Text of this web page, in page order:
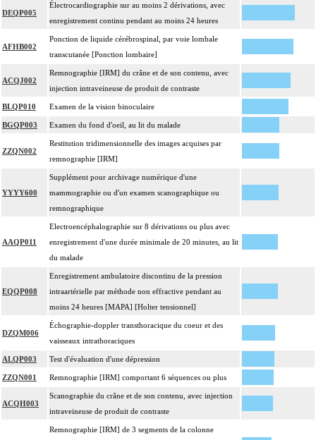
DEQP005
Électrocardiographie sur au moins 2 dérivations, avec
enregistrement continu pendant au moins 24 heures
AFHB002
Ponction de liquide cérébrospinal, par voie lombale
transcutanée [Ponction lombaire]
ACQJ002
Remnographie [IRM] du crâne et de son contenu, avec
injection intraveineuse de produit de contraste
BLQP010 Examen de la vision binoculaire
BGQP003 Examen du fond d'oeil, au lit du malade
ZZQN002
Restitution tridimensionnelle des images acquises par
remnographie [IRM]
YYYY600
Supplément pour archivage numérique d'une
mammographie ou d'un examen scanographique ou
remnographique
AAQP011
Electroencéphalographie sur 8 dérivations ou plus avec
enregistrement d'une durée minimale de 20 minutes, au lit
du malade
EQQP008
Enregistrement ambulatoire discontinu de la pression
intraartérielle par méthode non effractive pendant au
moins 24 heures [MAPA] [Holter tensionnel]
DZQM006
Échographie-doppler transthoracique du coeur et des
vaisseaux intrathoraciques
ALQP003 Test d'évaluation d'une dépression
ZZQN001 Remnographie [IRM] comportant 6 séquences ou plus
ACQH003
Scanographie du crâne et de son contenu, avec injection
intraveineuse de produit de contraste
Remnographie [IRM] de 3 segments de la colonne